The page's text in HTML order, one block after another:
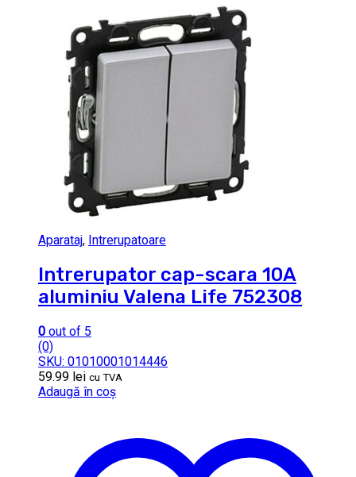
Aparataj, Intrerupatoare
Intrerupator cap-scara 10A
aluminiu Valena Life 752308
0 out of 5
(0)
SKU: 01010001014446
59.99 lei cu TVA
Adaugă în coș